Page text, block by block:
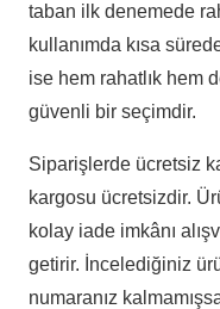
taban ilk denemede
kullanımda kısa
ise hem rahatlık hem
güvenli bir seçimdir.
Siparişlerde ücretsiz
kargosu ücretsizdir.
kolay iade imkânı
getirir. İncelediğiniz
numaranız